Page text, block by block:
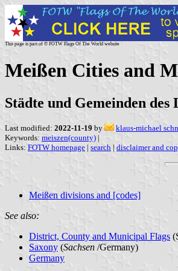
This page is part of © FOTW Flags Of The World website
Meißen Cities and
Städte und Gemeinden des
Last modified: 2022-11-19 by
klaus-michael
Keywords: meiszen(county) |
Links: FOTW homepage | search | disclaimer and
Meißen divisions and [codes]
See also:
District, County and Municipal Flags
Saxony (Sachsen /Germany)
Germany